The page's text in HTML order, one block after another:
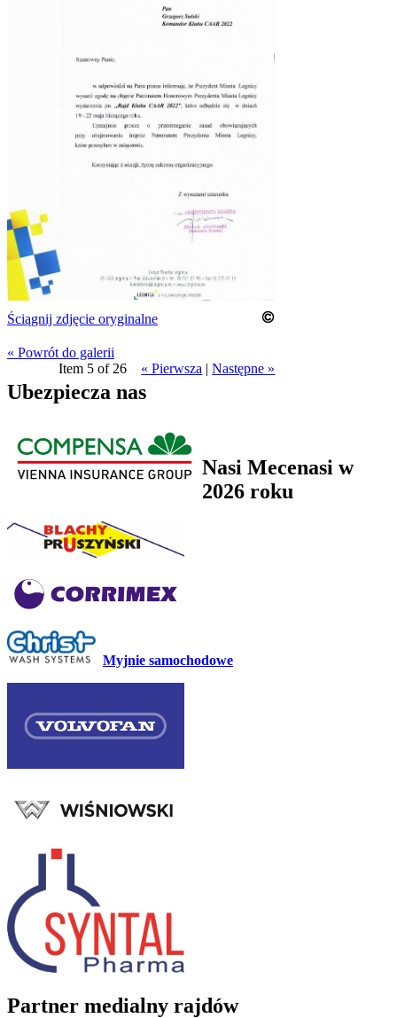
Ściągnij zdjęcie oryginalne
« Powrót do galerii
Item 5 of 26
« Pierwsza |Następne »
Ubezpiecza nas
Nasi Mecenasi w
2026 roku
Myjnie samochodowe
Partner medialny rajdów